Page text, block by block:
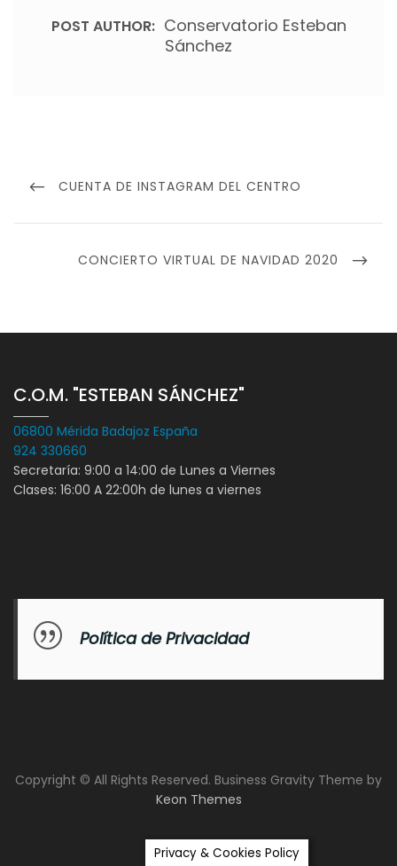
POST AUTHOR: Conservatorio Esteban
Sánchez
de
PREVIOUS
CUENTA DE INSTAGRAM DEL CENTRO
NEXT
CONCIERTO VIRTUAL DE NAVIDAD 2020
C.O.M. "ESTEBAN SÁNCHEZ"
06800 Mérida Badajoz España
924 330660
Secretaría: 9:00 a 14:00 de Lunes a Viernes
Clases: 16:00 A 22:00h de lunes a viernes
Política de Privacidad
Copyright © All Rights Reserved. Business Gravity Theme by
Keon Themes
Privacy & Cookies Policy